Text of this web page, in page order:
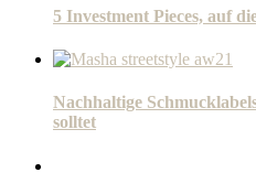
5 Investment Pieces, auf
Nachhaltige
solltet